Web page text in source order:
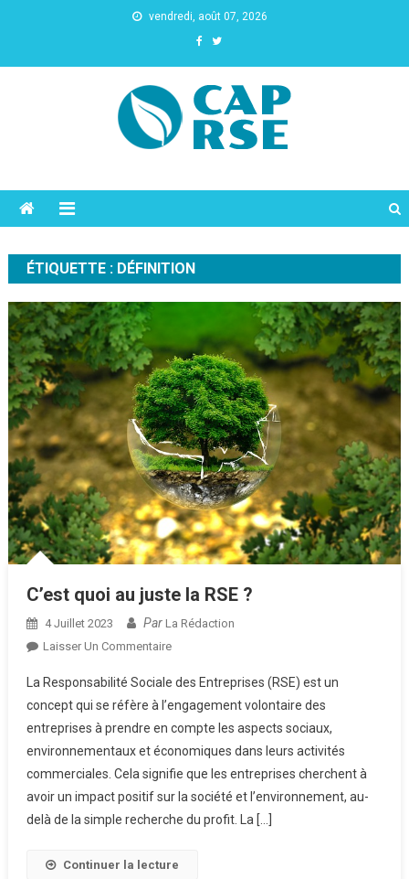
vendredi, août 07, 2026
ÉTIQUETTE : DÉFINITION
C’est quoi au juste la RSE ?
4 Juillet 2023 Par La Rédaction
Laisser Un CommentaireSur
Quoi
Au
Juste
La
RSE
?
La Responsabilité Sociale des Entreprises (RSE) est un
concept qui se réfère à l’engagement volontaire des
entreprises à prendre en compte les aspects sociaux,
environnementaux et économiques dans leurs activités
commerciales. Cela signifie que les entreprises cherchent à
avoir un impact positif sur la société et l’environnement, au-
delà de la simple recherche du profit. La […]
Continuer la lecture